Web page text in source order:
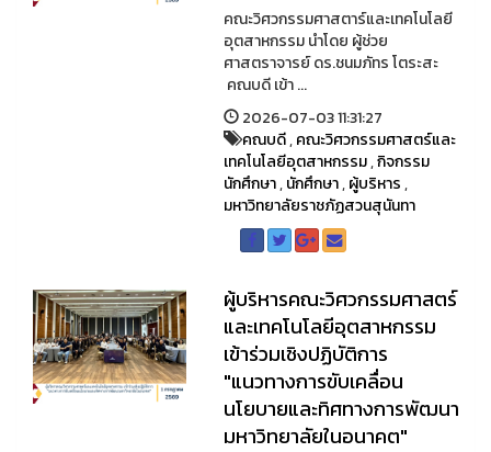
คณะวิศวกรรมศาสตาร์และเทคโนโลยี
อุตสาหกรรม นำโดย ผู้ช่วย
ศาสตราจารย์ ดร.ชนมภัทร โตระสะ
คณบดี เข้า ...
2026-07-03 11:31:27
คณบดี,คณะวิศวกรรมศาสตร์และ
เทคโนโลยีอุตสาหกรรม,กิจกรรม
นักศึกษา,นักศึกษา,ผู้บริหาร,
มหาวิทยาลัยราชภัฏสวนสุนันทา
ผู้บริหารคณะวิศวกรรมศาสตร์
และเทคโนโลยีอุตสาหกรรม
เข้าร่วมเชิงปฏิบัติการ
"แนวทางการขับเคลื่อน
นโยบายและทิศทางการพัฒนา
มหาวิทยาลัยในอนาคต"